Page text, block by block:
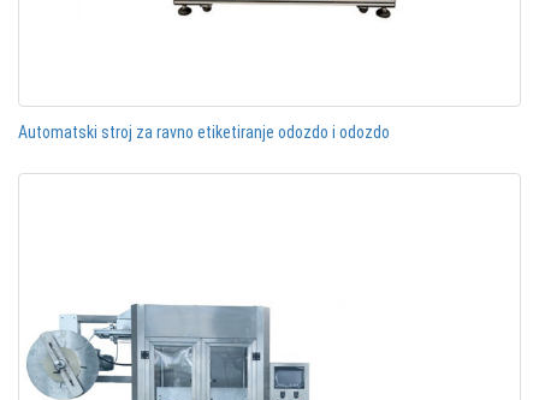
Automatski stroj za ravno etiketiranje odozdo i odozdo